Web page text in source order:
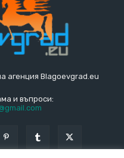
агенция Blagoevgrad.eu
и въпроси: